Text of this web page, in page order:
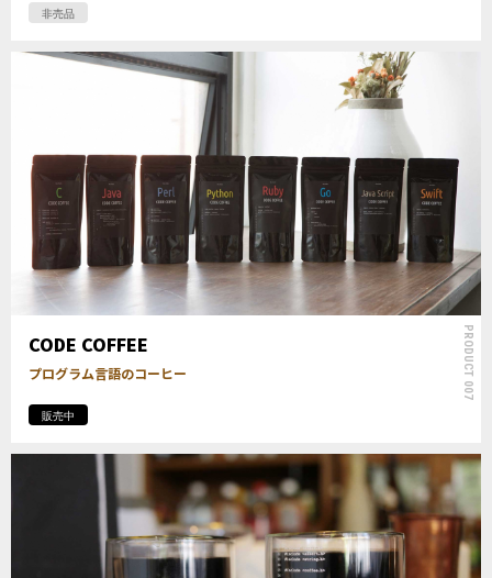
非売品
PRODUCT 007
CODE COFFEE
プログラム言語のコーヒー
販売中